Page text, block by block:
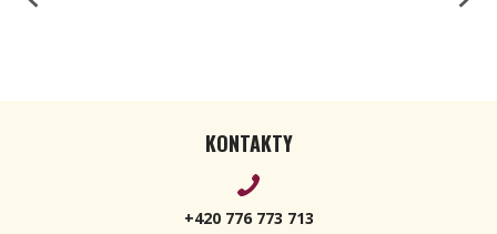
KONTAKTY
+420 776 773 713